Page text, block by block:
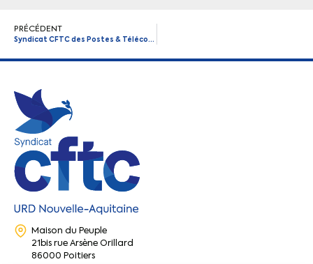
PRÉCÉDENT
Syndicat CFTC des Postes & Télécommunications d’Aquitaine (24-33-40-47-64)
Maison du Peuple
21bis rue Arsène Orillard
86000 Poitiers